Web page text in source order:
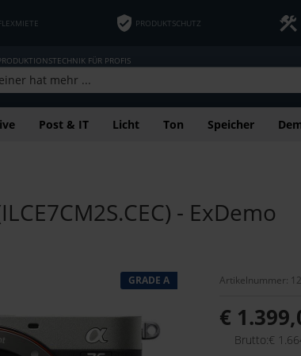
PRODUKTSCHUTZ
FÜR PROFIS
Post & IT Licht Ton Speicher
- ExDemo
GRADE A Artikelnummer:
€
Brutto:€